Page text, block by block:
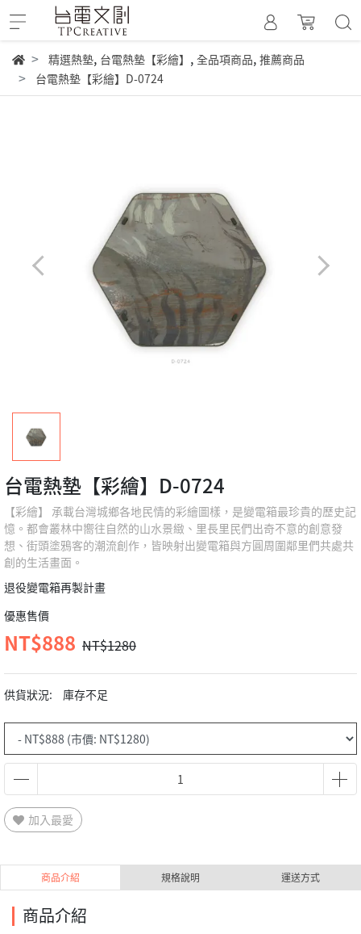
精選熱墊, 台電熱墊【彩繪】 , 全品項商品, 推薦商品
台電熱墊【彩繪】D-0724
台電熱墊【彩繪】D-0724
【彩繪】 承載台灣城鄉各地民情的彩繪圖樣，是變電箱最珍貴的歷史記
憶。都會叢林中嚮往自然的山水景緻、里長里民們出奇不意的創意發
想、街頭塗鴉客的潮流創作，皆映射出變電箱與方圓周圍鄰里們共處共
創的生活畫面。
退役變電箱再製計畫
優惠售價
NT$888 NT$1280
供貨狀況: 庫存不足
加入最愛
商品介紹 規格說明 運送方式
商品介紹